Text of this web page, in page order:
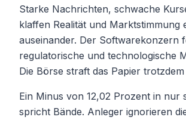
Starke Nachrichten, schwache
klaffen Realität und Marktstimmung
auseinander. Der Softwarekonzern
regulatorische und technologische
Die Börse straft das Papier
Ein Minus von 12,02 Prozent in nur
spricht Bände. Anleger ignorieren